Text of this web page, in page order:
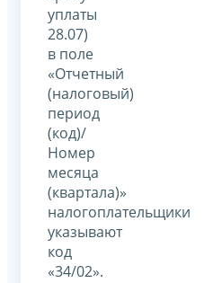
уплаты
28.07)
в поле
«Отчетный
(налоговый)
период
(код)/
Номер
месяца
(квартала)»
налогоплательщики
указывают
код
«34/02».